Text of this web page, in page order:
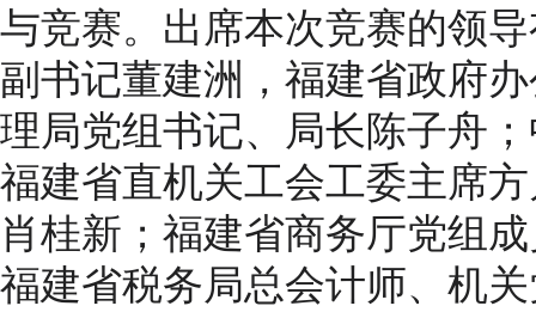
与竞赛。出席本次竞赛的领
副书记董建洲，福建省政府
理局党组书记、局长陈子舟
福建省直机关工会工委主席
肖桂新；福建省商务厅党组
福建省税务局总会计师、机